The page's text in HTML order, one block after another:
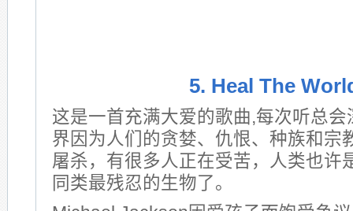
5. Heal The
这是一首充满大爱的歌曲,每次听总
界因为人们的贪婪、仇恨、种族和宗
屠杀，有很多人正在受苦，人类也许
同类最残忍的生物了。